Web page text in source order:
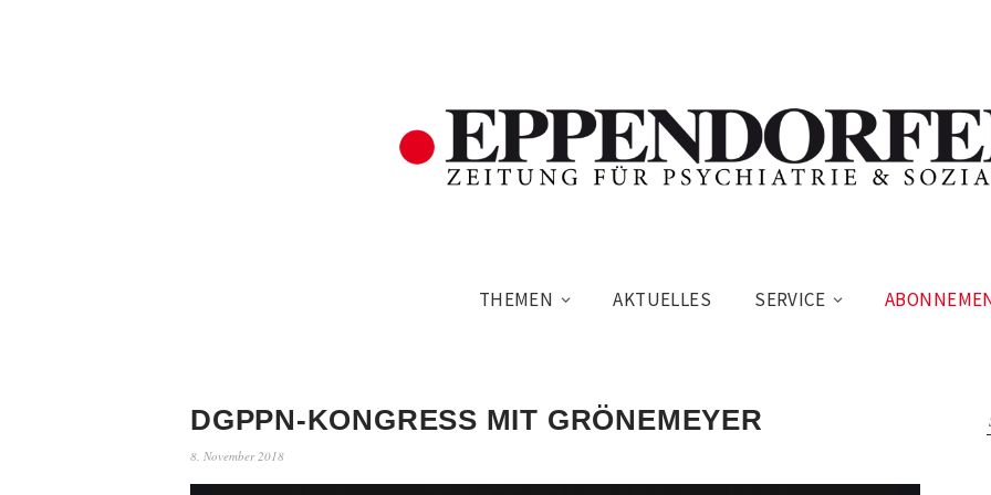
THEMEN AKTUELLES SERVICE
DGPPN-KONGRESS MIT GRÖNEMEYER
8. November 2018